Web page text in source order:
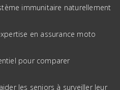
immunitaire naturellement
en assurance moto
pour comparer
les seniors à surveiller leur